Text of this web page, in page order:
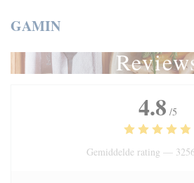
GAMIN
4.8 /5
Gemiddelde rating —